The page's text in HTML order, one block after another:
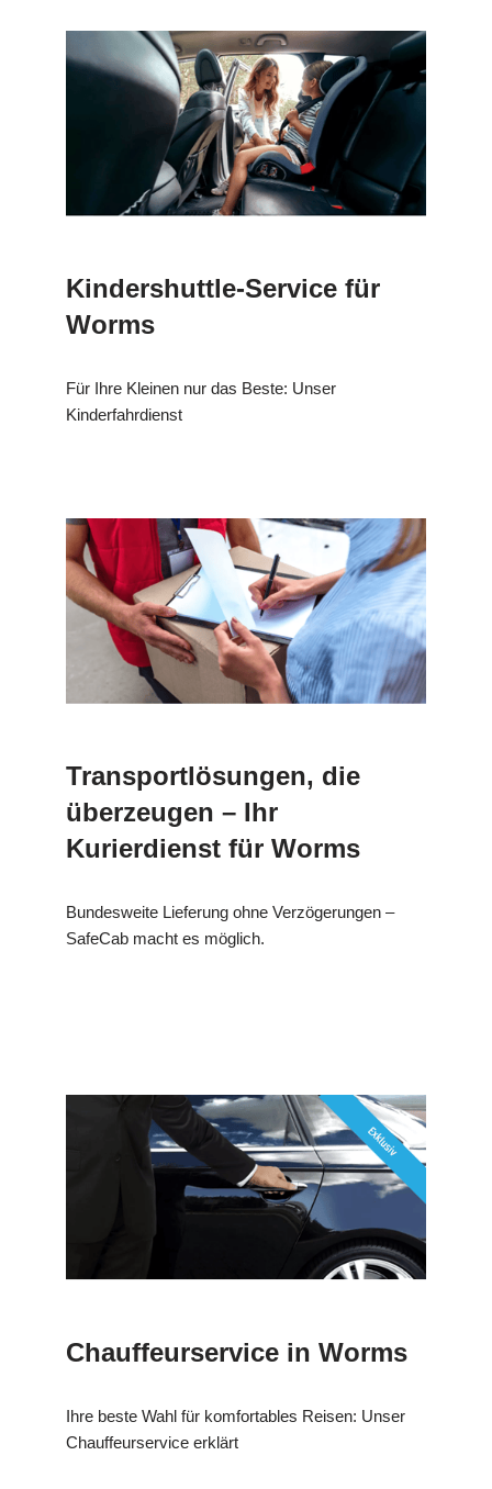
Kindershuttle-Service für
Worms
Für Ihre Kleinen nur das Beste: Unser
Kinderfahrdienst
Transportlösungen, die
überzeugen – Ihr
Kurierdienst für Worms
Bundesweite Lieferung ohne Verzögerungen –
SafeCab macht es möglich.
Chauffeurservice in Worms
Ihre beste Wahl für komfortables Reisen: Unser
Chauffeurservice erklärt